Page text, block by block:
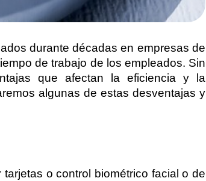
durante décadas en empresas de
de trabajo de los empleados. Sin
que afectan la eficiencia y la
algunas de estas desventajas y
o control biométrico facial o de